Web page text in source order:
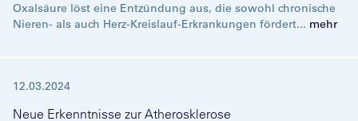
Oxalsäure löst eine Entzündung aus, die sowohl chronische
Nieren- als auch Herz-Kreislauf-Erkrankungen fördert... mehr
12.03.2024
Neue Erkenntnisse zur Atherosklerose